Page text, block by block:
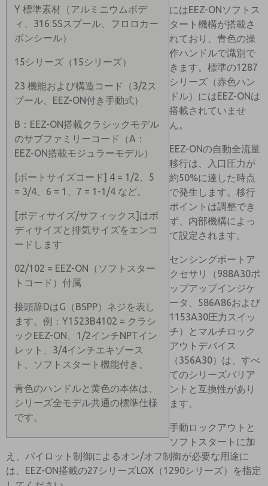
Y 標準素材（アルミニウムボデ
ィ、316 SSスプール、フロロカー
ボンシール）
15シリーズ（15シリーズ）
23 機能および構造コード（3/2ス
プール、EEZ-ON付き手動式）
B：EEZ-ON搭載クラシックモデル
のサブファミリーコード（A：
EEZ-ON搭載モジュラーモデル）
[ポートサイズコード] 4 = 1/2、5
= 3/4、6 = 1、7 = 1-1/4 など。
[ボディサイズ/サフィックス]はボ
ディサイズと排気サイズをエンコ
ードします
02/102 = EEZ-ON（ソフトスター
トコード）付属
接頭辞DはG（BSPP）ネジを表し
ます。例：Y1523B4102 = クラシ
ックEEZ-ON、1/2インチNPTイン
レット、3/4インチエキゾース
ト、ソフトスタート機能付き。
青色のハンドルと黄色の本体は、
シリーズ全モデル共通の標準仕様
です。
にはEEZ-ONソフトス
タート機構が搭載さ
れており、青色の操
作ハンドルで識別で
きます。標準の1287
シリーズ（赤色ハン
ドル）にはEEZ-ONは
搭載されていませ
ん。
EEZ-ONの自動全流量
移行は、入口圧力が
約50%に達した時点
で発生します。移行
ポイントは調整でき
ず、内部機構によっ
て設定されます。
センシングポートア
クセサリ（988A30ポ
ップアップインジケ
ータ、586A86および
1153A30圧力スイッ
チ）とマルチロック
アウトデバイス
（356A30）は、すべ
てのシリーズバリア
ントと互換性があり
ます。
手動ロックアウトと
ソフトスタートに加
え、パイロット制御によるオン/オフ制御が必要な用途に
は、EEZ-ON搭載の27シリーズLOX（1290シリーズ）を指定